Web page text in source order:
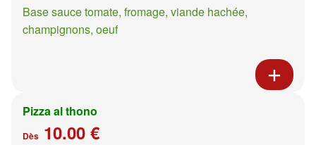
Base sauce tomate, fromage, viande hachée,
champignons, oeuf
Pizza al thono
Dès 10.00 €